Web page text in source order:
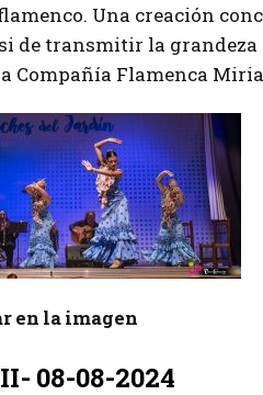
Una creación
de transmitir la grandeza
Compañía Flamenca
en la imagen
08-08-2024